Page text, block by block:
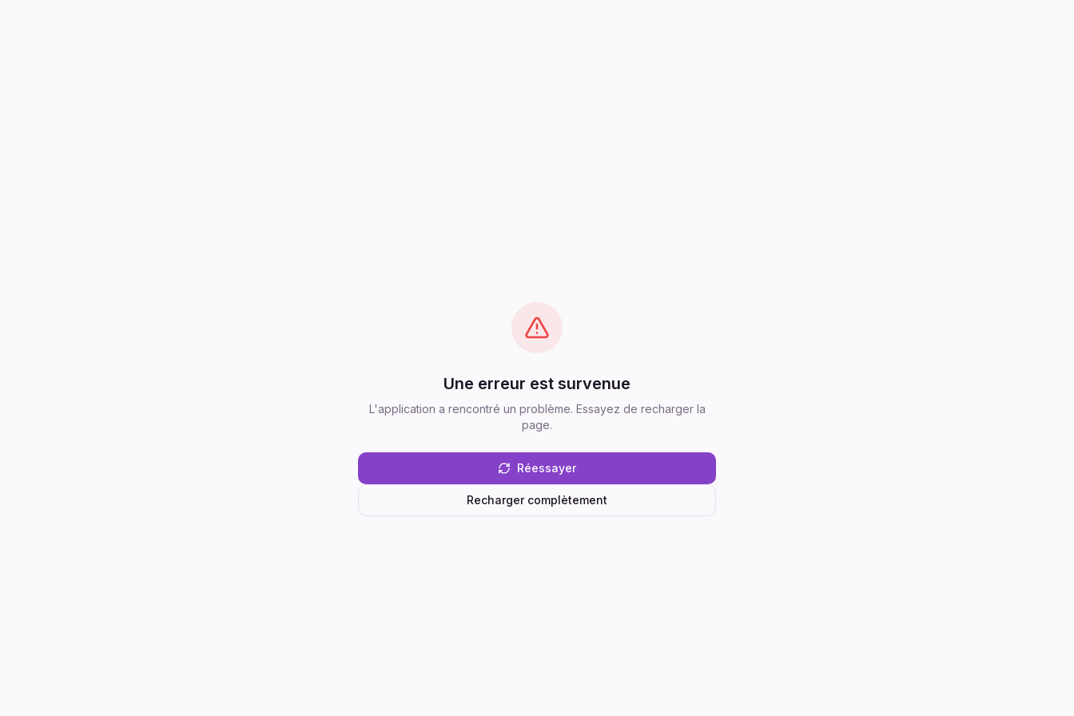
Une erreur est survenue
L'application a rencontré un problème. Essayez de recharger la
page.
Réessayer
Recharger complètement